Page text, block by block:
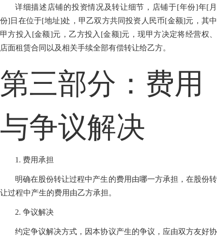
详细描述店铺的投资情况及转让细节，店铺于[年份]年[月
份]日在位于[地址]处，甲乙双方共同投资人民币[金额]元，其中
甲方投入[金额]元，乙方投入[金额]元，现甲方决定将经营权、
店面租赁合同以及相关手续全部有偿转让给乙方。
第三部分：费用
与争议解决
1. 费用承担
明确在股份转让过程中产生的费用由哪一方承担，在股份转
让过程中产生的费用由乙方承担。
2. 争议解决
约定争议解决方式，因本协议产生的争议，应由双方友好协